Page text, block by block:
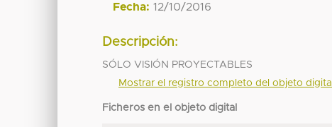
Fecha: 12/10/2016
Descripción:
SÓLO VISIÓN PROYECTABLES
Mostrar el registro completo del objeto digital
Ficheros en el objeto digital